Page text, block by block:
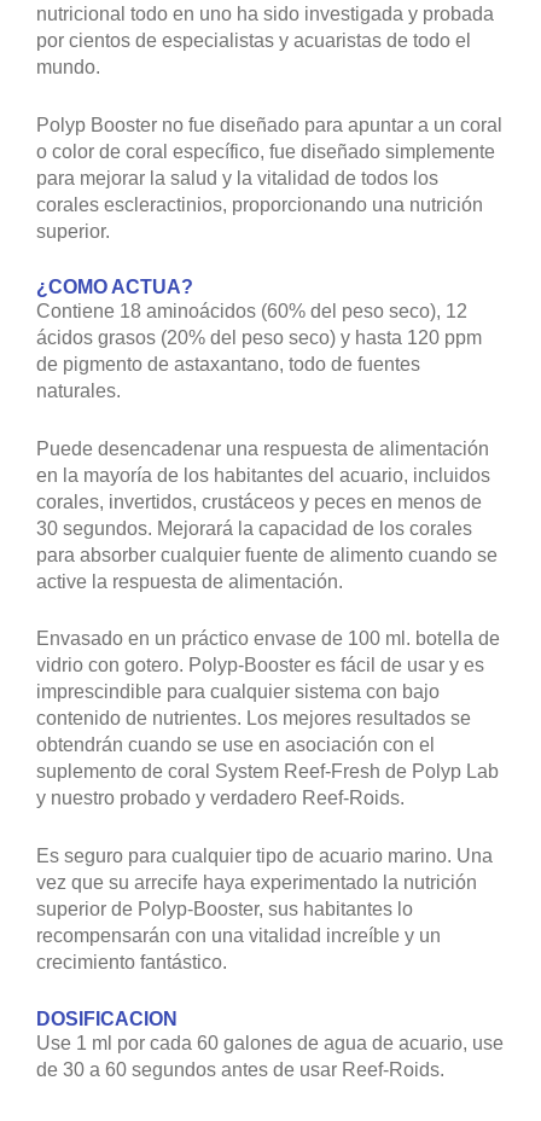
nutricional todo en uno ha sido investigada y probada
por cientos de especialistas y acuaristas de todo el
mundo.
Polyp Booster no fue diseñado para apuntar a un coral
o color de coral específico, fue diseñado simplemente
para mejorar la salud y la vitalidad de todos los
corales escleractinios, proporcionando una nutrición
superior.
¿COMO ACTUA?
Contiene 18 aminoácidos (60% del peso seco), 12
ácidos grasos (20% del peso seco) y hasta 120 ppm
de pigmento de astaxantano, todo de fuentes
naturales.
Puede desencadenar una respuesta de alimentación
en la mayoría de los habitantes del acuario, incluidos
corales, invertidos, crustáceos y peces en menos de
30 segundos. Mejorará la capacidad de los corales
para absorber cualquier fuente de alimento cuando se
active la respuesta de alimentación.
Envasado en un práctico envase de 100 ml. botella de
vidrio con gotero. Polyp-Booster es fácil de usar y es
imprescindible para cualquier sistema con bajo
contenido de nutrientes. Los mejores resultados se
obtendrán cuando se use en asociación con el
suplemento de coral System Reef-Fresh de Polyp Lab
y nuestro probado y verdadero Reef-Roids.
Es seguro para cualquier tipo de acuario marino. Una
vez que su arrecife haya experimentado la nutrición
superior de Polyp-Booster, sus habitantes lo
recompensarán con una vitalidad increíble y un
crecimiento fantástico.
DOSIFICACION
Use 1 ml por cada 60 galones de agua de acuario, use
de 30 a 60 segundos antes de usar Reef-Roids.